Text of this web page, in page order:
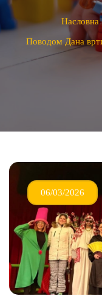
Насловна
Поводом Дана
06/03/2026